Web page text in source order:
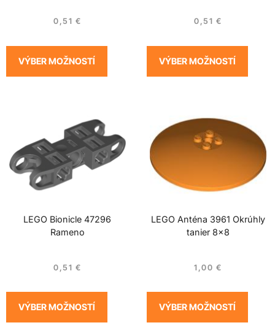
0,51 €
VÝBER MOŽNOSTÍ
0,51 €
VÝBER MOŽNOSTÍ
LEGO Bionicle 47296
Rameno
0,51 €
VÝBER MOŽNOSTÍ
LEGO Anténa 3961 Okrúhly
tanier 8×8
1,00 €
VÝBER MOŽNOSTÍ